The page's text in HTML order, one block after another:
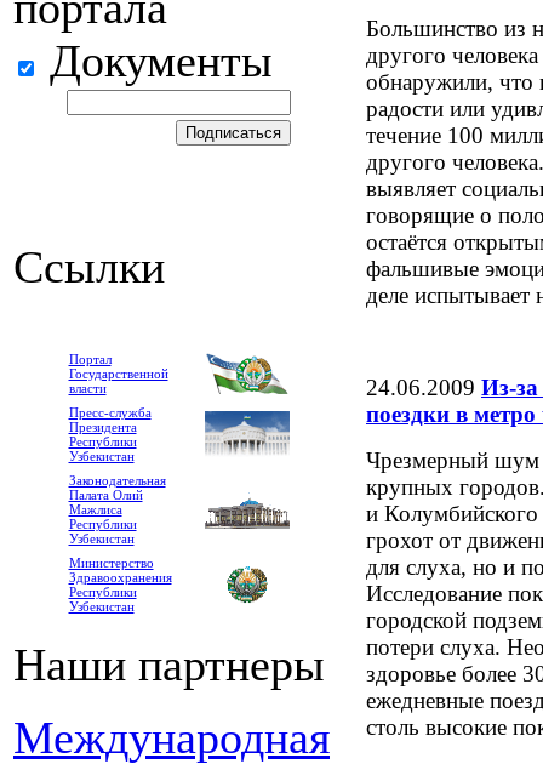
Документы
Ссылки
Портал
Государственной
власти
Пресс-служба
Президента
Республики
Узбекистан
Законодательная
Палата Олий
Мажлиса
Республики
Узбекистан
Министерство
Здравоохранения
Республики
Узбекистан
Наши партнеры
Международная
Большинство из
другого
обнаружили, что
радости или
течение 100
другого
выявляет
говорящие о
остаётся
фальшивые
деле испытывает
24.06.2009 Из-
поездки в
Чрезмерный шум
крупных
и
грохот от
для слуха, но и
Исследование
городской
потери слуха.
здоровье более
ежедневные
столь высокие